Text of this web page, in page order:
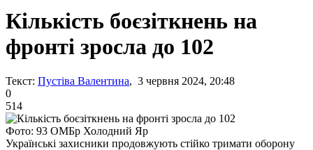
Кількість боєзіткнень на
фронті зросла до 102
Текст: Пустіва Валентина, 3 червня 2024, 20:48
0
514
Фото: 93 ОМБр Холодний Яр
Українські захисники продовжують стійко тримати оборону